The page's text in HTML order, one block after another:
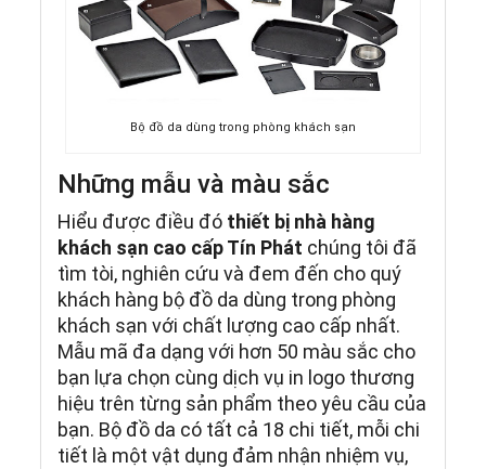
Bộ đồ da dùng trong phòng khách sạn
Những mẫu và màu sắc
Hiểu được điều đó thiết bị nhà hàng
khách sạn cao cấp Tín Phát chúng tôi đã
tìm tòi, nghiên cứu và đem đến cho quý
khách hàng bộ đồ da dùng trong phòng
khách sạn với chất lượng cao cấp nhất.
Mẫu mã đa dạng với hơn 50 màu sắc cho
bạn lựa chọn cùng dịch vụ in logo thương
hiệu trên từng sản phẩm theo yêu cầu của
bạn. Bộ đồ da có tất cả 18 chi tiết, mỗi chi
tiết là một vật dụng đảm nhận nhiệm vụ,